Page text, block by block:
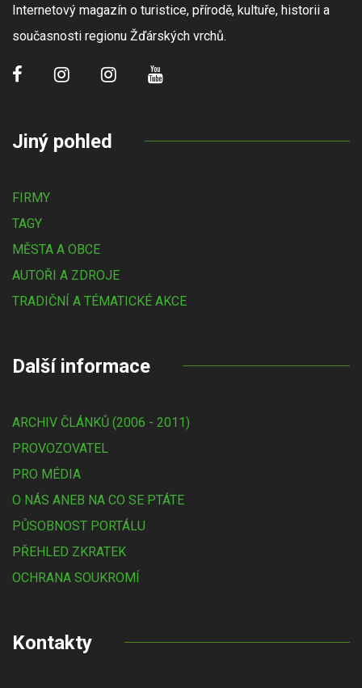
Internetový magazín o turistice, přírodě, kultuře, historii a
současnosti regionu Žďárských vrchů.
Jiný pohled
FIRMY
TAGY
MĚSTA A OBCE
AUTOŘI A ZDROJE
TRADIČNÍ A TÉMATICKÉ AKCE
Další informace
ARCHIV ČLÁNKŮ (2006 - 2011)
PROVOZOVATEL
PRO MÉDIA
O NÁS ANEB NA CO SE PTÁTE
PŮSOBNOST PORTÁLU
PŘEHLED ZKRATEK
OCHRANA SOUKROMÍ
Kontakty